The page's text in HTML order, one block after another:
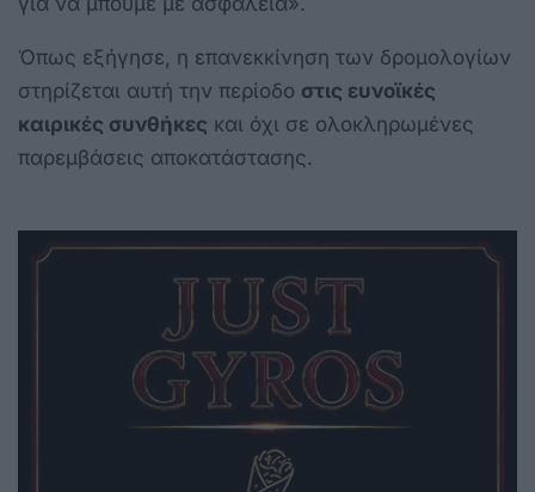
Όπως εξήγησε, η επανεκκίνηση των δρομολογίων
στηρίζεται αυτή την περίοδο στις ευνοϊκές
καιρικές συνθήκες και όχι σε ολοκληρωμένες
παρεμβάσεις αποκατάστασης.